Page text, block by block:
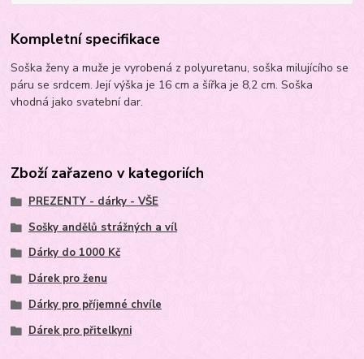
Kompletní specifikace
Soška ženy a muže je vyrobená z polyuretanu, soška milujícího se
páru se srdcem. Její výška je 16 cm a šířka je 8,2 cm. Soška
vhodná jako svatební dar.
Zboží zařazeno v kategoriích
PREZENTY - dárky - VŠE
Sošky andělů strážných a víl
Dárky do 1000 Kč
Dárek pro ženu
Dárky pro příjemné chvíle
Dárek pro přitelkyni